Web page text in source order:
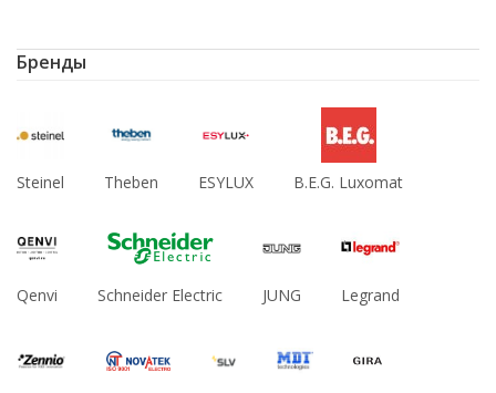
Бренды
Steinel Theben ESYLUX B.E.G. Luxomat
Qenvi Schneider Electric JUNG Legrand